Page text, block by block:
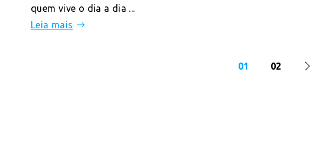
quem vive o dia a dia ...
Leia mais
01 02